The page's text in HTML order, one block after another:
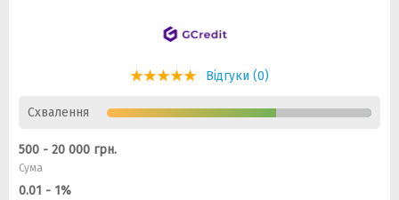
Відгуки (0)
Схвалення
500 - 20 000 грн.
Сума
0.01 - 1%